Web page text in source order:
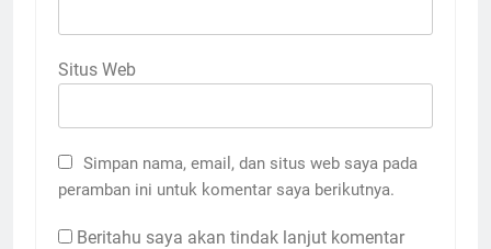
Situs Web
Simpan nama, email, dan situs web saya pada
peramban ini untuk komentar saya berikutnya.
Beritahu saya akan tindak lanjut komentar